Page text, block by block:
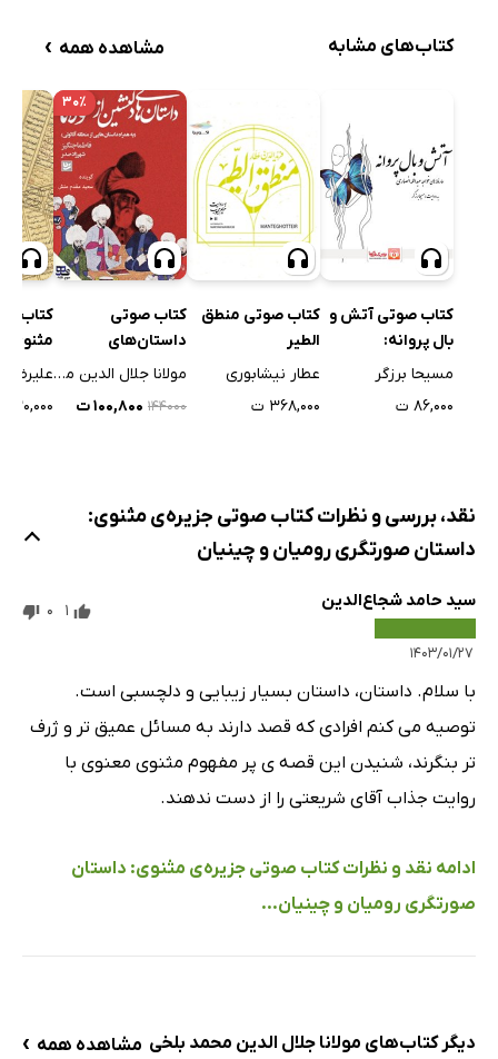
کتاب‌های مشابه مشاهده همه ›
کتاب صوتی آتش و
بال پروانه:
عارفانه‌های خواجه
مسیحا برزگر
۸۶,۰۰۰ ت
کتاب صوتی منطق
الطیر
عطار نیشابوری
۳۶۸,۰۰۰ ت
۳۰٪
کتاب صوتی
داستان‌های
دلنشین از مولانا
مولانا جلال الدین محمد بلخی
۱۴۴۰۰۰ ۱۰۰,۸۰۰ ت
کتاب
مثنوی:
بر
کوری
علیرضا
۳۰,۰۰۰ ت
نقد، بررسی و نظرات کتاب صوتی جزیره‌ی مثنوی:
داستان صورتگری رومیان و چینیان
سید حامد شجاع‌الدین
۱۴۰۳/۰۱/۲۷
1
0
با سلام. داستان، داستان بسیار زیبایی و دلچسبی است.
توصیه می کنم افرادی که قصد دارند به مسائل عمیق تر و ژرف
تر بنگرند، شنیدن این قصه ی پر مفهوم مثنوی معنوی با
روایت جذاب آقای شریعتی را از دست ندهند.
ادامه نقد و نظرات کتاب صوتی جزیره‌ی مثنوی: داستان
صورتگری رومیان و چینیان...
دیگر کتاب‌های مولانا جلال الدین محمد بلخی مشاهده همه ›